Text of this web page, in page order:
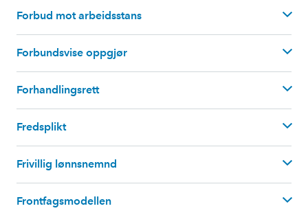
les mer i egen artikkel
kjøpekraft”.
Forbud mot arbeidsstans
Forbundsvise oppgjør
Fellesforbundet
samordnet oppgjør".
Forhandlingsrett
Fredsplikt
Frivillig lønnsnemnd
Frontfagsmodellen